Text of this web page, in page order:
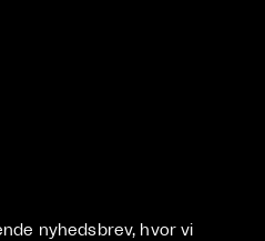
nyhedsbrev, hvor vi